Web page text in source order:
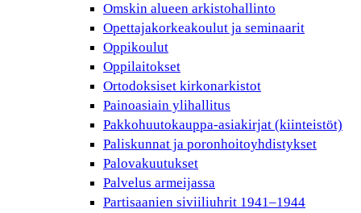
Omskin alueen arkistohallinto
Opettajakorkeakoulut ja seminaarit
Oppikoulut
Oppilaitokset
Ortodoksiset kirkonarkistot
Painoasiain ylihallitus
Pakkohuutokauppa-asiakirjat (kiinteistöt)
Paliskunnat ja poronhoitoyhdistykset
Palovakuutukset
Palvelus armeijassa
Partisaanien siviiliuhrit 1941–1944